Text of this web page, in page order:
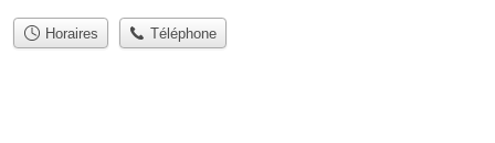
Horaires Téléphone